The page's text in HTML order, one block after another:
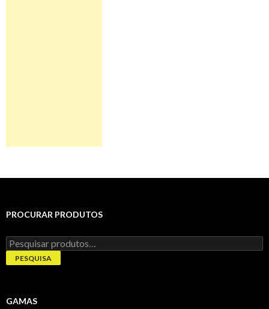
PROCURAR PRODUTOS
Pesquisar
por:
PESQUISA
GAMAS